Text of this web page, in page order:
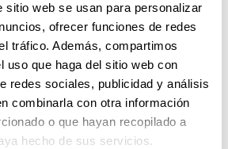
sitio web se usan para personalizar
ofrecer funciones de redes
tráfico. Además, compartimos
uso que haga del sitio web con
redes sociales, publicidad y análisis
combinarla con otra información
o que hayan recopilado a
hecho de sus servicios.
RRHHno es solo incorporar
una decisión estratégica que
en la eficiencia operativa, la
y el crecimiento del negocio.
los retos que enfrentas
Por eso diseñamos una
a tus procesos, escala